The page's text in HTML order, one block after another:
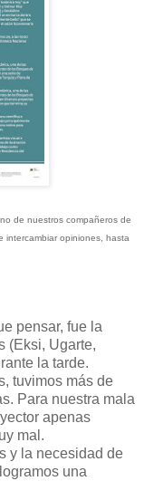
de nuestros compañeros de
intercambiar opiniones, hasta
pensar, fue la
(Eksi, Ugarte,
la tarde.
tuvimos más de
Para nuestra mala
apenas
mal.
y la necesidad de
una